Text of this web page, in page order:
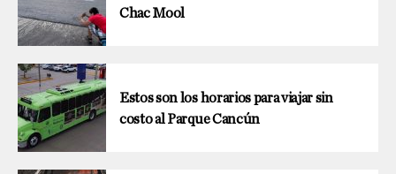
Chac Mool
Estos son los horarios para viajar sin
costo al Parque Cancún